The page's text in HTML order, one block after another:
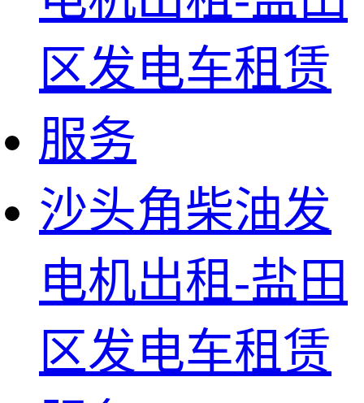
沙头角柴油发
电机出租-盐田
区发电车租赁